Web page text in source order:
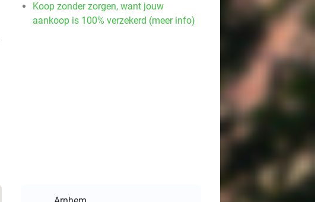
Koop zonder zorgen, want jouw
aankoop is 100% verzekerd (meer info)